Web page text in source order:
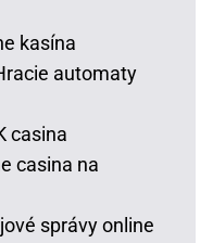
kasína
automaty
casina
casina na
správy online